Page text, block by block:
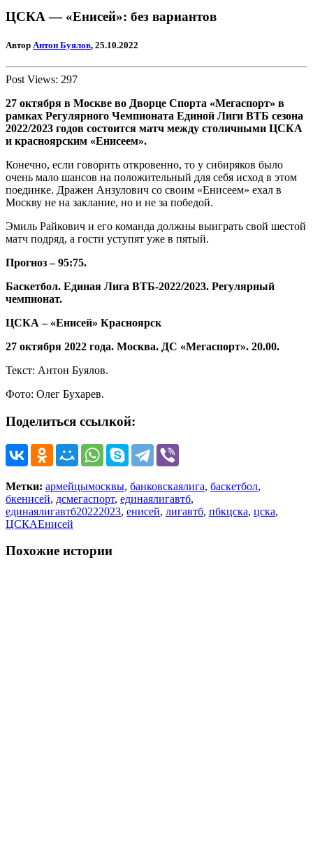
ЦСКА — «Енисей»: без вариантов
Автор Антон Буялов, 25.10.2022
Post Views: 297
27 октября в Москве во Дворце Спорта «Мегаспорт» в
рамках Регулярного Чемпионата Единой Лиги ВТБ сезона
2022/2023 годов состоится матч между столичными ЦСКА
и красноярским «Енисеем».
Конечно, если говорить откровенно, то у сибиряков было
очень мало шансов на положительный для себя исход в этом
поединке. Дражен Анзулович со своим «Енисеем» ехал в
Москву не на заклание, но и не за победой.
Эмиль Райкович и его команда должны выиграть свой шестой
матч подряд, а гости уступят уже в пятый.
Прогноз – 95:75.
Баскетбол. Единая Лига ВТБ-2022/2023. Регулярный
чемпионат.
ЦСКА – «Енисей» Красноярск
27 октября 2022 года. Москва. ДС «Мегаспорт». 20.00.
Текст: Антон Буялов.
Фото: Олег Бухарев.
Поделиться ссылкой:
Метки: армейцымосквы, банковскаялига, баскетбол,
бкенисей, дсмегаспорт, единаялигавтб,
единаялигавтб20222023, енисей, лигавтб, пбкцска, цска,
ЦСКАЕнисей
Похожие истории